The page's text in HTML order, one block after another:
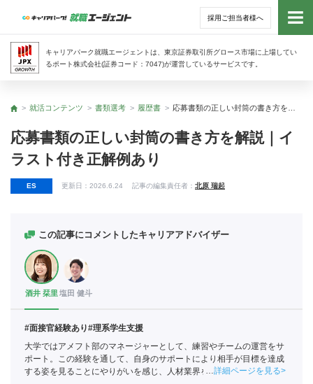
採用ご担当者様へ
キャリアパーク就職エージェントは、東京証券取引所グロース市場に上場してい
るポート株式会社(証券コード：7047)が運営しているサービスです。
トッ
トップ
就活コンテンツ 書類選考 履歴書
応募書類の正しい封筒の書き方を解説｜イ
ラスト付き正解例あり
ES 更新日： 2026.6.24 記事の編集責任者： 北原 瑞起
この記事にコメントしたキャリアアドバイザー
酒井 栞里 塩田 健斗
#面接官経験あり#理系学生支援
大学ではアメフト部のマネージャーとして、練習やチームの運営をサ
ポート。この経験を通して、自身のサポートにより相手が目標を達成
する姿を見ることにやりがいを感じ、人材業界を目指す。ポートに新
詳細ページを見る